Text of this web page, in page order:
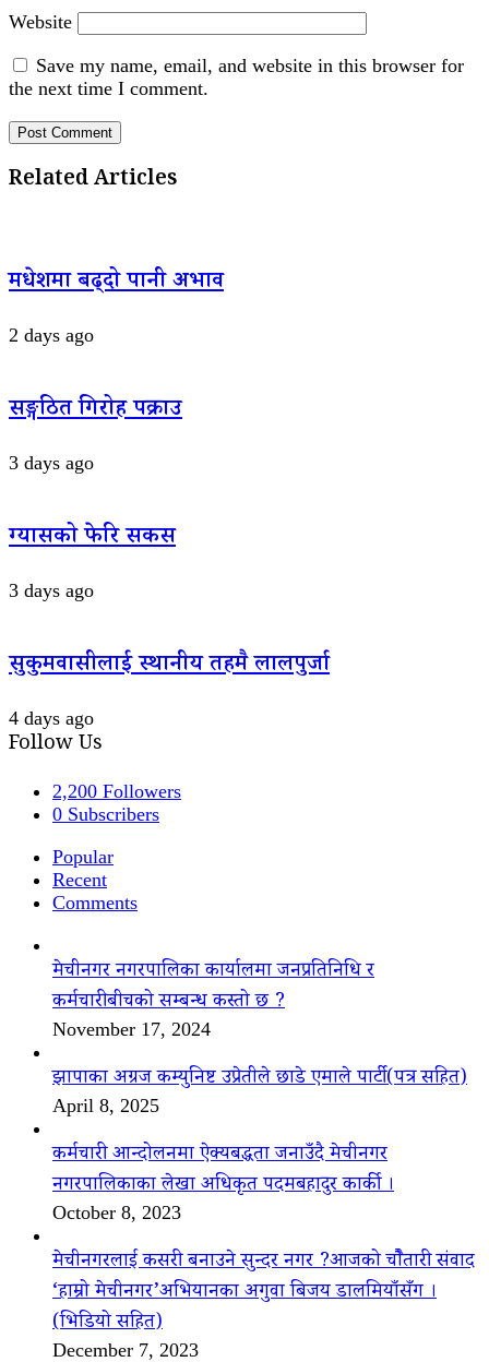
Website
Save my name, email, and website in this browser for
the next time I comment.
Related Articles
मधेशमा बढ्दो पानी अभाव
2 days ago
सङ्गठित गिरोह पक्राउ
3 days ago
ग्यासको फेरि सकस
3 days ago
सुकुमवासीलाई स्थानीय तहमै लालपुर्जा
4 days ago
Follow Us
2,200 Followers
0 Subscribers
Popular
Recent
Comments
मेचीनगर नगरपालिका कार्यालमा जनप्रतिनिधि र
कर्मचारीबीचको सम्बन्ध कस्तो छ ?
November 17, 2024
झापाका अग्रज कम्युनिष्ट उप्रेतीले छाडे एमाले पार्टी(पत्र सहित)
April 8, 2025
कर्मचारी आन्दोलनमा ऐक्यबद्धता जनाउँदै मेचीनगर
नगरपालिकाका लेखा अधिकृत पदमबहादुर कार्की ।
October 8, 2023
मेचीनगरलाई कसरी बनाउने सुन्दर नगर ?आजको चौैतारी संवाद
‘हाम्रो मेचीनगर’अभियानका अगुवा बिजय डालमियाँसँग ।
(भिडियो सहित)
December 7, 2023